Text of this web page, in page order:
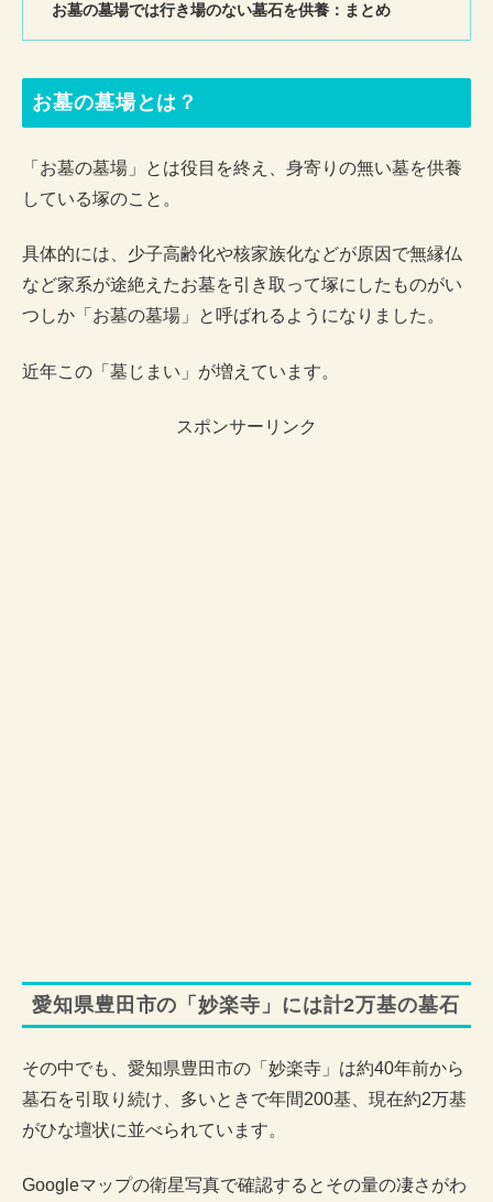
お墓の墓場では行き場のない墓石を供養：まとめ
お墓の墓場とは？
「お墓の墓場」とは役目を終え、身寄りの無い墓を供養
している塚のこと。
具体的には、少子高齢化や核家族化などが原因で無縁仏
など家系が途絶えたお墓を引き取って塚にしたものがい
つしか「お墓の墓場」と呼ばれるようになりました。
近年この「墓じまい」が増えています。
スポンサーリンク
愛知県豊田市の「妙楽寺」には計2万基の墓石
その中でも、愛知県豊田市の「妙楽寺」は約40年前から
墓石を引取り続け、多いときで年間200基、現在約2万基
がひな壇状に並べられています。
Googleマップの衛星写真で確認するとその量の凄さがわ